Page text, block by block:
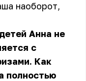
наоборот,
Анна не
с
Как
полностью